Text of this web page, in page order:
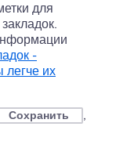
для
-
легче их
Сохранить
,